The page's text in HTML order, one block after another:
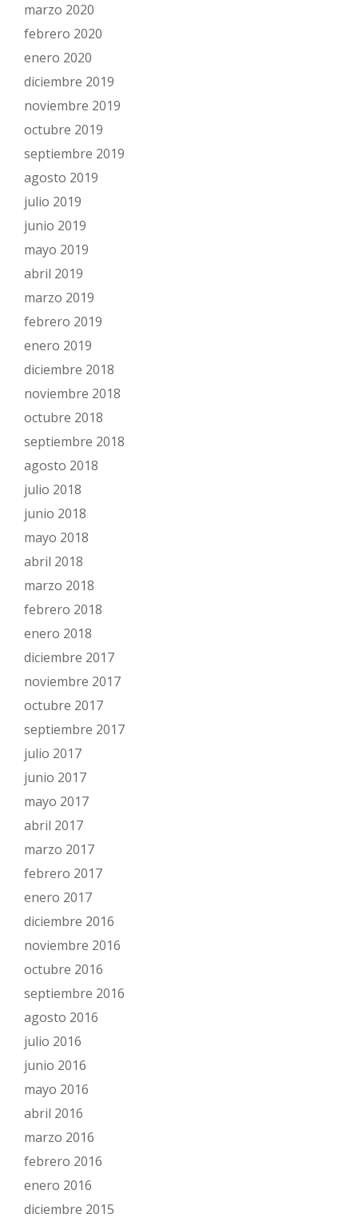
marzo 2020
febrero 2020
enero 2020
diciembre 2019
noviembre 2019
octubre 2019
septiembre 2019
agosto 2019
julio 2019
junio 2019
mayo 2019
abril 2019
marzo 2019
febrero 2019
enero 2019
diciembre 2018
noviembre 2018
octubre 2018
septiembre 2018
agosto 2018
julio 2018
junio 2018
mayo 2018
abril 2018
marzo 2018
febrero 2018
enero 2018
diciembre 2017
noviembre 2017
octubre 2017
septiembre 2017
julio 2017
junio 2017
mayo 2017
abril 2017
marzo 2017
febrero 2017
enero 2017
diciembre 2016
noviembre 2016
octubre 2016
septiembre 2016
agosto 2016
julio 2016
junio 2016
mayo 2016
abril 2016
marzo 2016
febrero 2016
enero 2016
diciembre 2015